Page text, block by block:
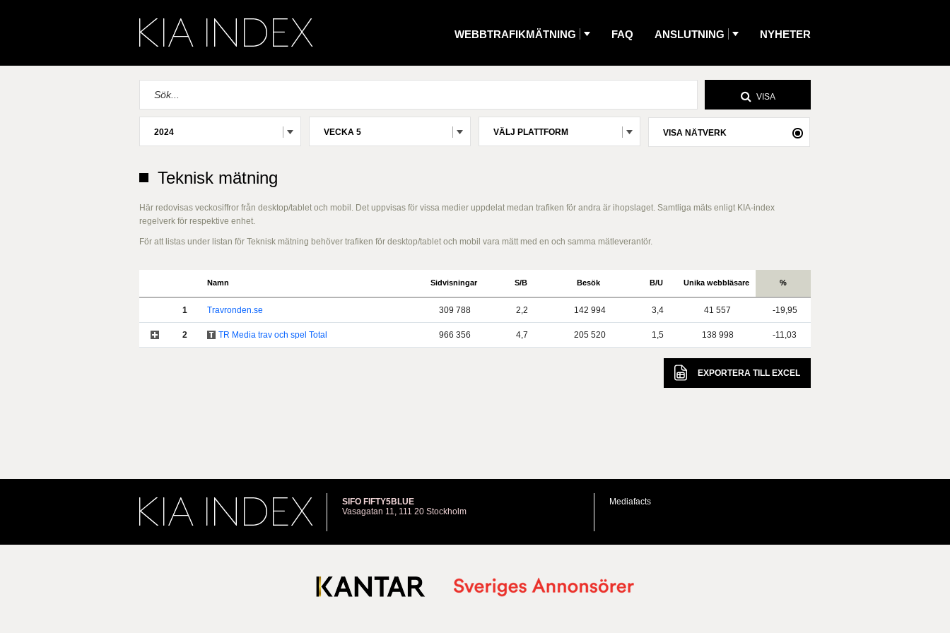
WEBBTRAFIKMÄTNING FAQ ANSLUTNING NYHETER
VISA
2024 VECKA 5 VÄLJ PLATTFORM VISA NÄTVERK
Teknisk mätning
Här redovisas veckosiffror från desktop/tablet och mobil. Det uppvisas för vissa medier uppdelat medan trafiken för andra är ihopslaget. Samtliga mäts enligt KIA-index
regelverk för respektive enhet.
För att listas under listan för Teknisk mätning behöver trafiken för desktop/tablet och mobil vara mätt med en och samma mätleverantör.
Namn Sidvisningar S/B Besök B/U Unika webbläsare %
1 Travronden.se 309 788 2,2 142 994 3,4 41 557 -19,95
2 TR Media trav och spel Total 966 356 4,7 205 520 1,5 138 998 -11,03
EXPORTERA TILL EXCEL
SIFO FIFTY5BLUE
Vasagatan 11, 111 20 Stockholm
Mediafacts